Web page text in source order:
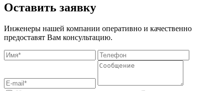
Оставить заявку
Инженеры нашей компании оперативно и качественно
предоставят Вам консультацию.